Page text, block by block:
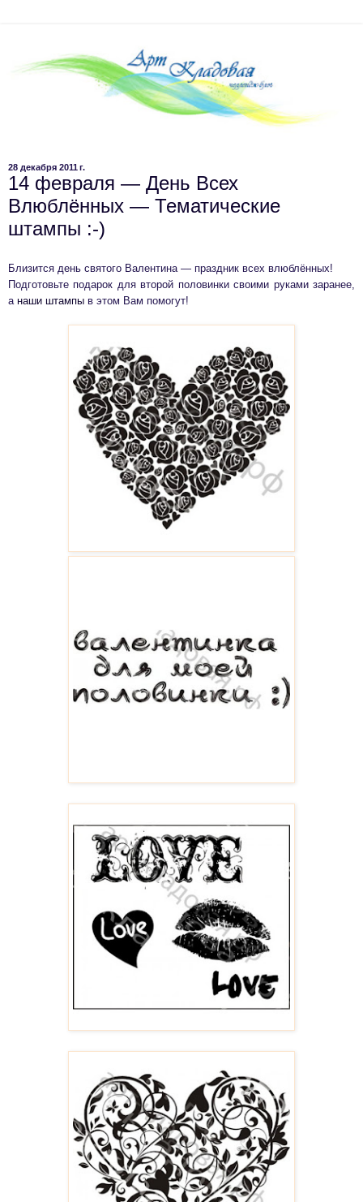
28 декабря 2011 г.
14 февраля — День Всех
Влюблённых — Тематические
штампы :-)
Близится день святого Валентина — праздник всех влюблённых!
Подготовьте подарок для второй половинки своими руками заранее,
а наши штампы в этом Вам помогут!